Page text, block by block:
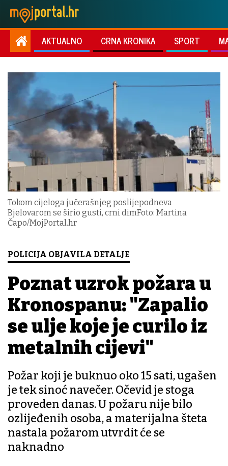
AKTUALNO CRNA KRONIKA SPORT
Tokom cijeloga jučerašnjeg poslijepodneva
Bjelovarom se širio gusti, crni dimFoto: Martina
Čapo/MojPortal.hr
POLICIJA OBJAVILA DETALJE
Poznat uzrok požara u
Kronospanu: "Zapalio
se ulje koje je curilo iz
metalnih cijevi"
Požar koji je buknuo oko 15 sati, ugašen
je tek sinoć navečer. Očevid je stoga
proveden danas. U požaru nije bilo
ozlijeđenih osoba, a materijalna šteta
nastala požarom utvrdit će se
naknadno